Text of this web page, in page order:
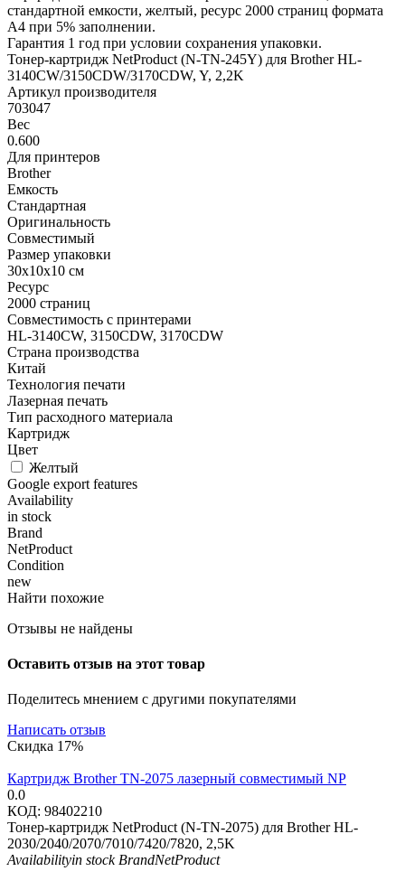
стандартной емкости, желтый, ресурс 2000 страниц формата
А4 при 5% заполнении.
Гарантия 1 год при условии сохранения упаковки.
Тонер-картридж NetProduct (N-TN-245Y) для Brother HL-
3140CW/3150CDW/3170CDW, Y, 2,2K
Артикул производителя
703047
Вес
0.600
Для принтеров
Brother
Емкость
Стандартная
Оригинальность
Совместимый
Размер упаковки
30x10x10 см
Ресурс
2000 страниц
Совместимость с принтерами
HL-3140CW, 3150CDW, 3170CDW
Страна производства
Китай
Технология печати
Лазерная печать
Тип расходного материала
Картридж
Цвет
Желтый
Google export features
Availability
in stock
Brand
NetProduct
Condition
new
Найти похожие
Отзывы не найдены
Оставить отзыв на этот товар
Поделитесь мнением с другими покупателями
Написать отзыв
Скидка 17%
Картридж Brother TN-2075 лазерный совместимый NP
0.0
КОД: 98402210
Тонер-картридж NetProduct (N-TN-2075) для Brother HL-
2030/2040/2070/7010/7420/7820, 2,5K
Availabilityin stock BrandNetProduct